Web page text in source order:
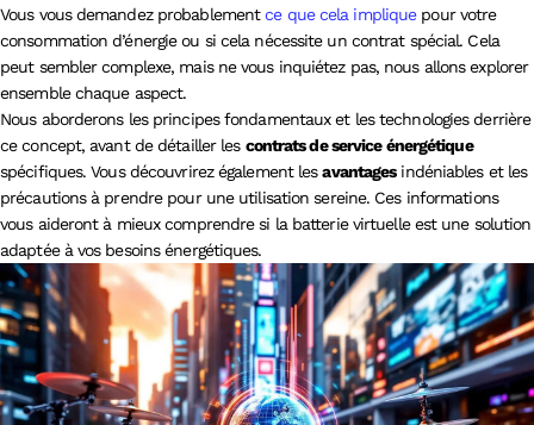
Vous vous demandez probablementce que cela impliquepour votre
consommation d’énergie ou si cela nécessite un contrat spécial. Cela
peut sembler complexe, mais ne vous inquiétez pas, nous allons explorer
ensemble chaque aspect.
Nous aborderons les principes fondamentaux et les technologies derrière
ce concept, avant de détailler les contrats de service énergétique
spécifiques. Vous découvrirez également lesavantagesindéniables et les
précautions à prendre pour une utilisation sereine. Ces informations
vous aideront à mieux comprendre si la batterie virtuelle est une solution
adaptée à vos besoins énergétiques.